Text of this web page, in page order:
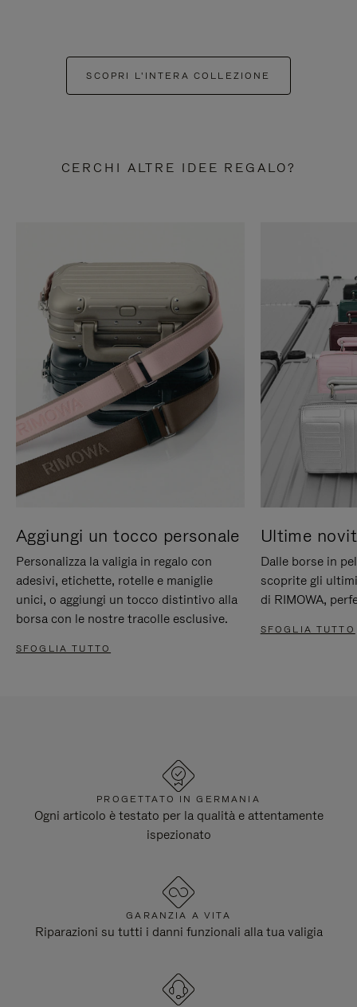
SCOPRI L'INTERA COLLEZIONE
CERCHI ALTRE IDEE REGALO?
Aggiungi un tocco personale
Personalizza la valigia in regalo con
adesivi, etichette, rotelle e maniglie
unici, o aggiungi un tocco distintivo alla
borsa con le nostre tracolle esclusive.
SFOGLIA TUTTO
Ultime
Dalle borse in
scoprite gli
di RIMOWA,
SFOGLIA TUTTO
PROGETTATO IN GERMANIA
Ogni articolo è testato per la qualità e attentamente
ispezionato
GARANZIA A VITA
Riparazioni su tutti i danni funzionali alla tua valigia